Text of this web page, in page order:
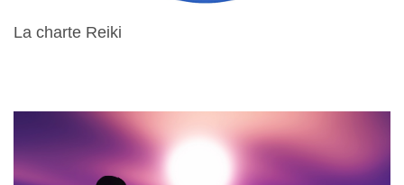
La charte Reiki